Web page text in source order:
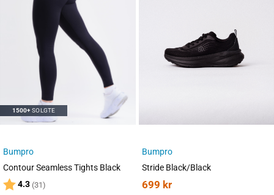
1500+SOLGTE
Bumpro
Contour Seamless Tights Black
Karakter:
4.3 (31)
Bumpro
Stride Black/Black
699 kr